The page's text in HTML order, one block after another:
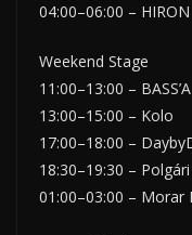
04:00–06:00 – HIRON
Weekend Stage
11:00–13:00 – BASS’A
13:00–15:00 – Kolo
17:00–18:00 –
18:30–19:30 –
01:00–03:00 – Morar